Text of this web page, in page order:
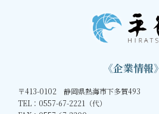
《企業情報》
〒413-0102 静岡県熱海市下多賀493
TEL：0557-67-2221（代）